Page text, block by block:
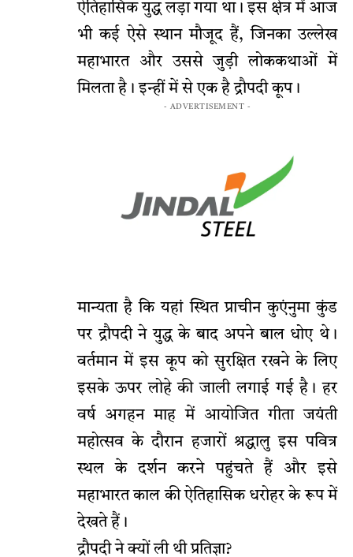
ऐतिहासिक युद्ध लड़ा गया था। इस क्षेत्र में आज
भी कई ऐसे स्थान मौजूद हैं, जिनका उल्लेख
महाभारत और उससे जुड़ी लोककथाओं में
मिलता है। इन्हीं में से एक है द्रौपदी कूप।
- ADVERTISEMENT -
मान्यता है कि यहां स्थित प्राचीन कुएंनुमा कुंड
पर द्रौपदी ने युद्ध के बाद अपने बाल धोए थे।
वर्तमान में इस कूप को सुरक्षित रखने के लिए
इसके ऊपर लोहे की जाली लगाई गई है। हर
वर्ष अगहन माह में आयोजित गीता जयंती
महोत्सव के दौरान हजारों श्रद्धालु इस पवित्र
स्थल के दर्शन करने पहुंचते हैं और इसे
महाभारत काल की ऐतिहासिक धरोहर के रूप में
देखते हैं।
द्रौपदी ने क्यों ली थी प्रतिज्ञा?